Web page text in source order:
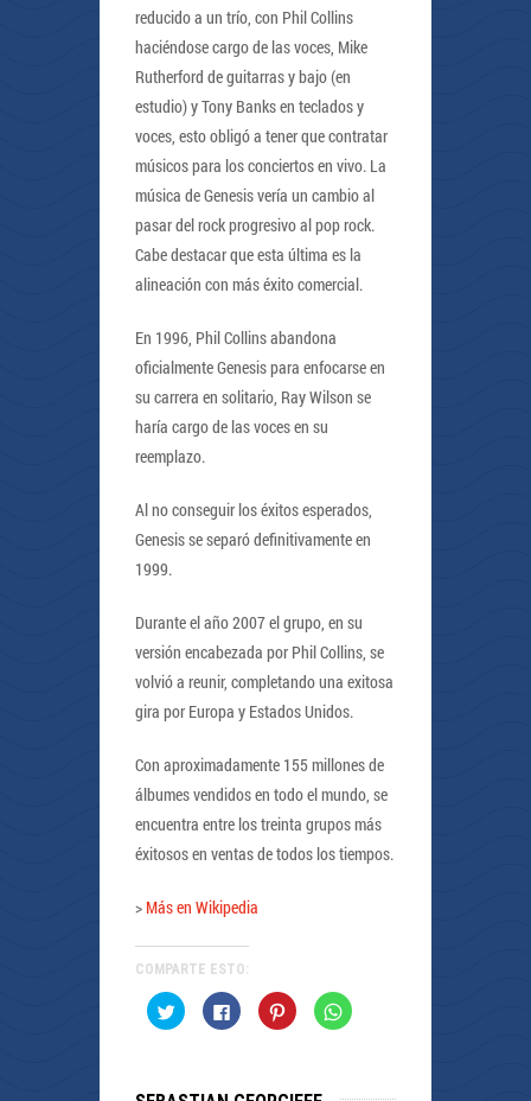
reducido a un trío, con Phil Collins
haciéndose cargo de las voces, Mike
Rutherford de guitarras y bajo (en
estudio) y Tony Banks en teclados y
voces, esto obligó a tener que contratar
músicos para los conciertos en vivo. La
música de Genesis vería un cambio al
pasar del rock progresivo al pop rock.
Cabe destacar que esta última es la
alineación con más éxito comercial.
En 1996, Phil Collins abandona
oficialmente Genesis para enfocarse en
su carrera en solitario, Ray Wilson se
haría cargo de las voces en su
reemplazo.
Al no conseguir los éxitos esperados,
Genesis se separó definitivamente en
1999.
Durante el año 2007 el grupo, en su
versión encabezada por Phil Collins, se
volvió a reunir, completando una exitosa
gira por Europa y Estados Unidos.
Con aproximadamente 155 millones de
álbumes vendidos en todo el mundo, se
encuentra entre los treinta grupos más
éxitosos en ventas de todos los tiempos.
> Más en Wikipedia
COMPARTE ESTO:
Haz
clic
(Se
Haz
clic
(Se
Haz
clic
(Se
Haz
clic